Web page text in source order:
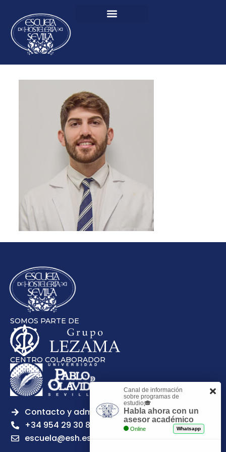
SOMOS PARTE DE
CENTRO COLABORADOR
Contacto y admisiones
+34 954 29 30 81
escuela@esh.es
Canal de información
sobre programas de
estudio🎓
Habla ahora con un
asesor académico
Online Whatsapp